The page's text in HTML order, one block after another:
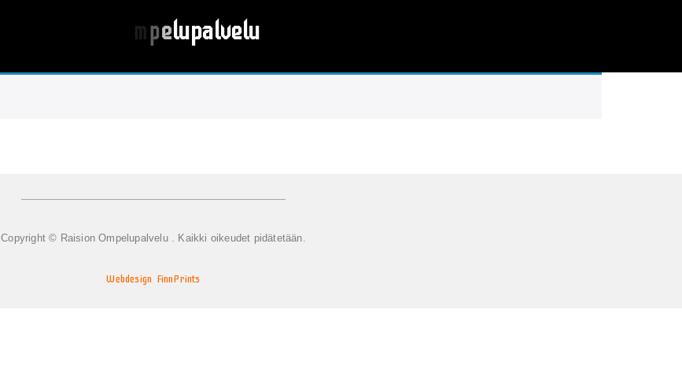
lupalvelu
Copyright © Raision Ompelupalvelu . Kaikki oikeudet pidätetään.
Webdesign FinnPrints